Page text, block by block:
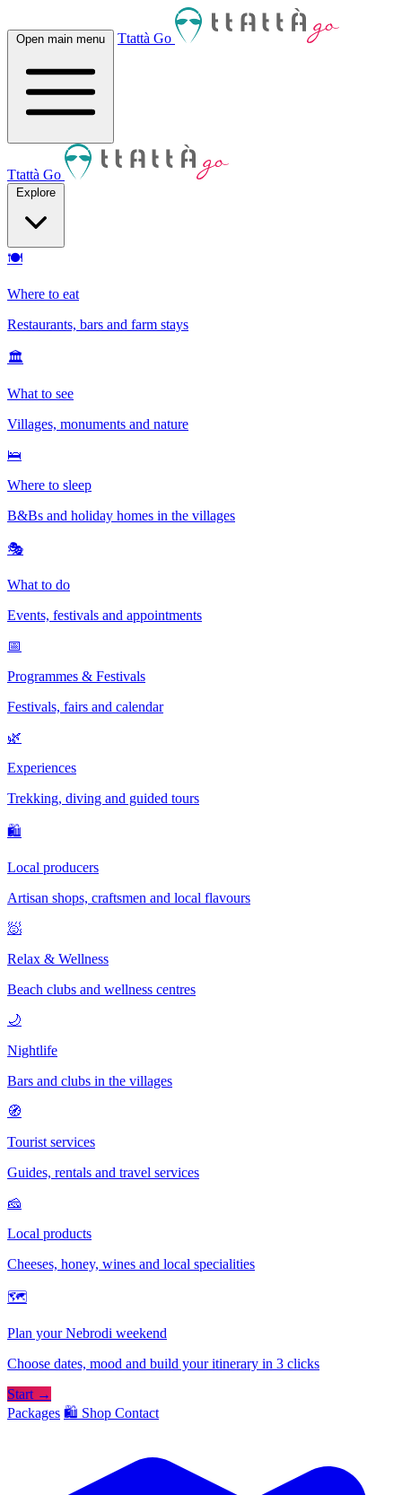
Open main menu Ttattà Go
Ttattà Go
Explore
🍽
Where to eat
Restaurants, bars and farm stays
🏛
What to see
Villages, monuments and nature
🛌
Where to sleep
B&Bs and holiday homes in the villages
🎭
What to do
Events, festivals and appointments
📅
Programmes & Festivals
Festivals, fairs and calendar
🌿
Experiences
Trekking, diving and guided tours
🛍
Local producers
Artisan shops, craftsmen and local flavours
🧖
Relax & Wellness
Beach clubs and wellness centres
🌙
Nightlife
Bars and clubs in the villages
🧭
Tourist services
Guides, rentals and travel services
🧀
Local products
Cheeses, honey, wines and local specialities
🗺
Plan your Nebrodi weekend
Choose dates, mood and build your itinerary in 3 clicks
Start →
Packages 🛍️ Shop Contact